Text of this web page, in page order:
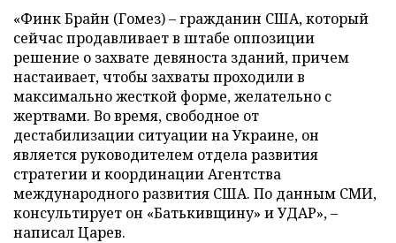
«Финк Брайн (Гомез)–гражданин США, который
сейчас продавливает в штабе оппозиции
решение о захвате девяноста зданий, причем
настаивает, чтобы захваты проходили в
максимально жесткой форме, желательно с
жертвами. Во время, свободное от
дестабилизации ситуации на Украине, он
является руководителем отдела развития
стратегии и координации Агентства
международного развития США. По данным СМИ,
консультирует он «Батькивщину» и УДАР»,–
написал Царев.